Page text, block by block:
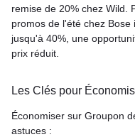
remise de 20% chez Wild.
promos de l'été chez
jusqu'à 40%, une
prix réduit.
Les Clés pour
Économiser sur Groupon
astuces :